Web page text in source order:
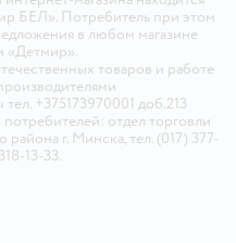
БЕЛ». Потребитель при этом
в любом магазине
«Детмир».
товаров и работе
+375173970001 доб.213
отдел торговли
г. Минска, тел. (017) 377-
13-33.